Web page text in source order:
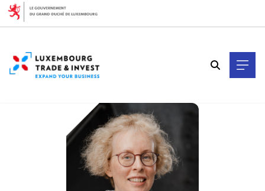
Cookies management panel